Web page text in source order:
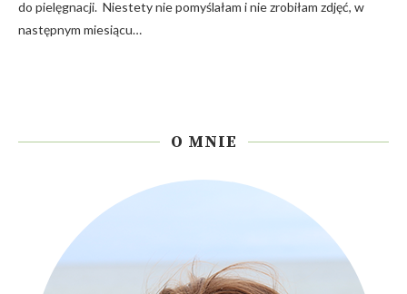
do pielęgnacji. Niestety nie pomyślałam i nie zrobiłam zdjęć, w
następnym miesiącu…
O MNIE